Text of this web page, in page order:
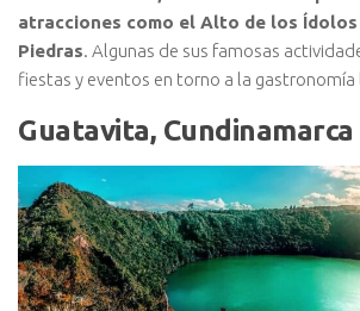
atracciones como el Alto de los
Piedras. Algunas de sus famosas
fiestas y eventos en torno a la gastronomía
Guatavita, Cundinamarca